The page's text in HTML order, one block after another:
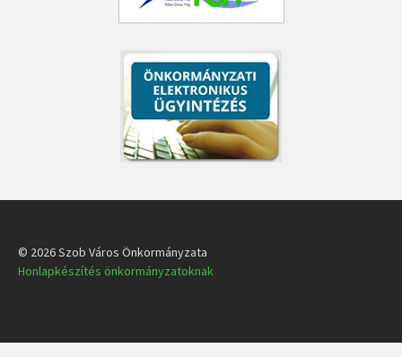
© 2026 Szob Város Önkormányzata
Honlapkészítés önkormányzatoknak